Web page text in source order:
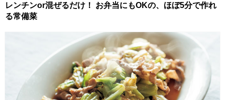
レンチンor混ぜるだけ！ お弁当にもOKの、ほぼ5分で作れ
る常備菜